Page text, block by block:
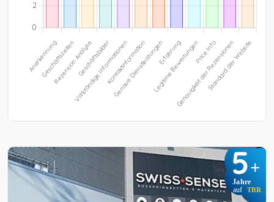
5+
Jahre
auf TBR